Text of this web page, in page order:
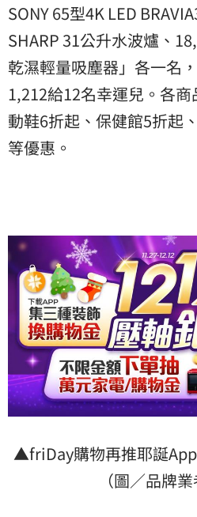
SONY 65型4K LED
SHARP 31公升水波爐、
乾濕輕量吸塵器」各一名
1,212給12名幸運兒。各
動鞋6折起、保健館5折起
等優惠。
▲friDay購物再推耶誕App
（圖／品牌業